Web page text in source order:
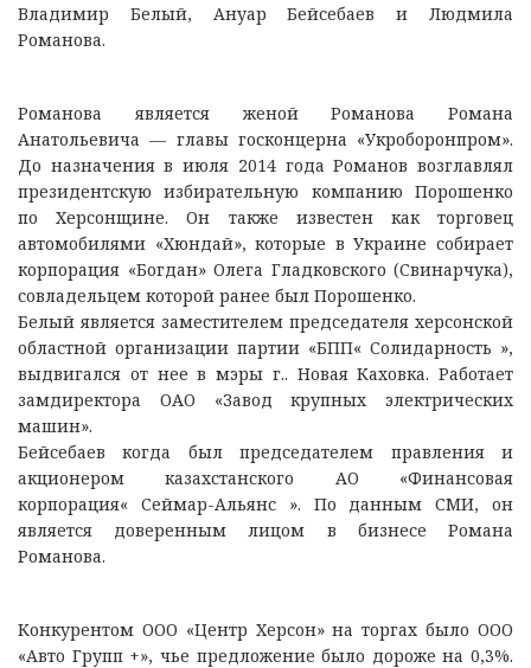
Владимир Белый, Ануар Бейсебаев и Людмила
Романова.
Романова является женой Романова Романа
Анатольевича — главы госконцерна «Укроборонпром».
До назначения в июля 2014 года Романов возглавлял
президентскую избирательную компанию Порошенко
по Херсонщине. Он также известен как торговец
автомобилями «Хюндай», которые в Украине собирает
корпорация «Богдан» Олега Гладковского (Свинарчука),
совладельцем которой ранее был Порошенко.
Белый является заместителем председателя херсонской
областной организации партии «БПП« Солидарность »,
выдвигался от нее в мэры г.. Новая Каховка. Работает
замдиректора ОАО «Завод крупных электрических
машин».
Бейсебаев когда был председателем правления и
акционером казахстанского АО «Финансовая
корпорация« Сеймар-Альянс ». По данным СМИ, он
является доверенным лицом в бизнесе Романа
Романова.
Конкурентом ООО «Центр Херсон» на торгах было ООО
«Авто Групп +», чье предложение было дороже на 0,3%.